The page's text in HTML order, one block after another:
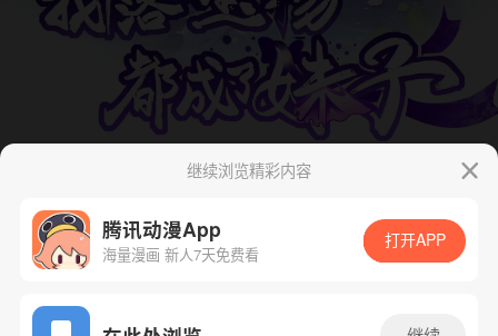
App免费看
继续浏览精彩内容
腾讯动漫App
海量漫画 新人7天免费看
打开APP